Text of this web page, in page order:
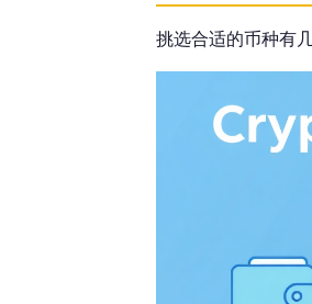
挑选合适的币种有